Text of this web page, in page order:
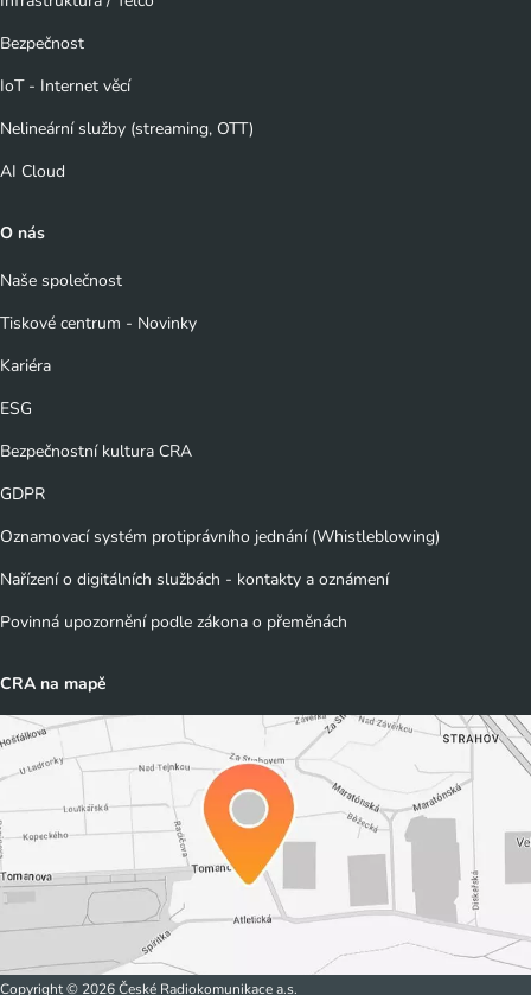
Bezpečnost
IoT - Internet věcí
Nelineární služby (streaming, OTT)
AI Cloud
O nás
Naše společnost
Tiskové centrum - Novinky
Kariéra
ESG
Bezpečnostní kultura CRA
GDPR
Oznamovací systém protiprávního jednání (Whistleblowing)
Nařízení o digitálních službách - kontakty a oznámení
Povinná upozornění podle zákona o přeměnách
CRA na mapě
Copyright © 2026 České Radiokomunikace a.s.